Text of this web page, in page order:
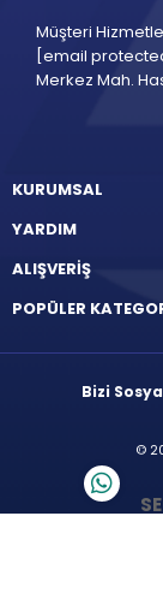
Müşteri
[email
Merkez Mah.
KURUMSAL
YARDIM
ALIŞVERİŞ
POPÜLER
Bizi
©